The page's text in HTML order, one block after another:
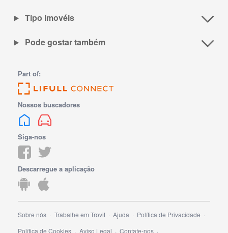
Tipo imovéis
Pode gostar também
Part of:
Nossos buscadores
Siga-nos
Descarregue a aplicação
Sobre nós Trabalhe em Trovit Ajuda
Política de Privacidade
Política de Cookies
Aviso Legal Contate-nos